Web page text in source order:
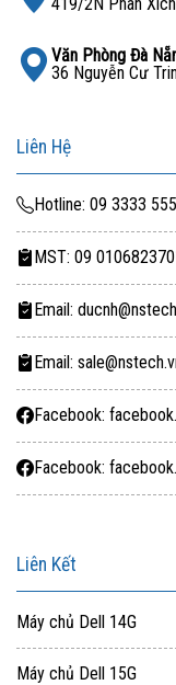
Văn Phòng Đà
36 Nguyễn Cư
Liên Hệ
Hotline: 09 3333
MST: 09
Email:
Email:
Facebook:
Facebook:
Liên Kết
Máy chủ Dell 14G
Máy chủ Dell 15G